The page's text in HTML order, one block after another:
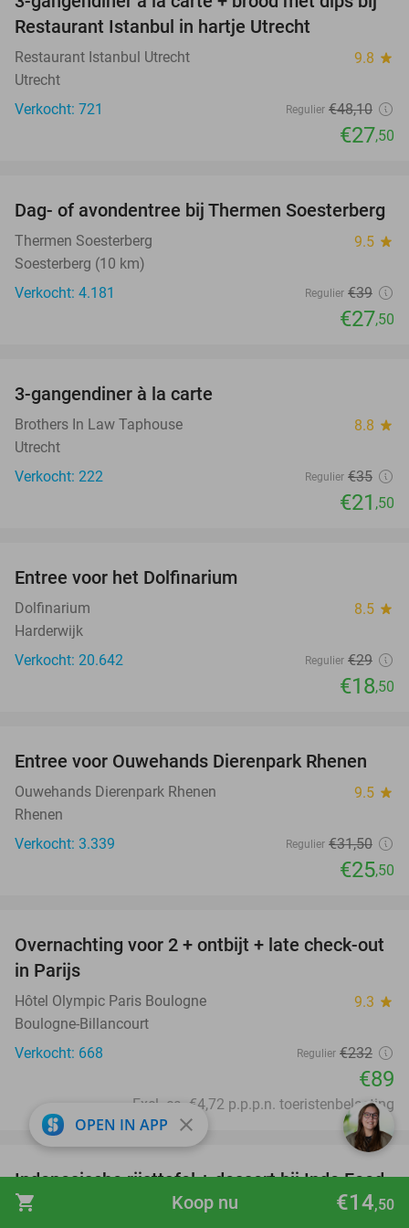
shopping_cart €14,50
Koop nu
43%
Restaurant Istanbul in hartje Utrecht
Restaurant Istanbul Utrecht 9.8 star
Utrecht
Verkocht: 721
Regulier €48,10
€27,50
29%
Dag- of avondentree bij Thermen Soesterberg
Thermen Soesterberg 9.5 star
Soesterberg (10 km)
Verkocht: 4.181
Regulier €39
€27,50
3-gangendiner à la carte
Brothers In Law Taphouse 8.8 star
Utrecht
Verkocht: 222
Regulier €35
€21 ,50
Entree voor het Dolfinarium
Dolfinarium 8.5 star
Harderwijk
Verkocht: 20.642
Regulier €29
€18,50
19%
Entree voor Ouwehands Dierenpark Rhenen
Ouwehands Dierenpark Rhenen 9.5 star
Rhenen
Verkocht: 3.339
Regulier €31,50
€25,50
62%
Overnachting voor 2 + ontbijt + late check-out
in Parijs
Hôtel Olympic Paris Boulogne 9.3 star
Boulogne-Billancourt
Verkocht: 668
Regulier €232
€89
Excl. ca. €4,72 p.p.p.n. toeristenbelasting
38%
favorite_border
Indonesische rijsttafel + dessert bij Indo Food
House
OPEN IN APP close